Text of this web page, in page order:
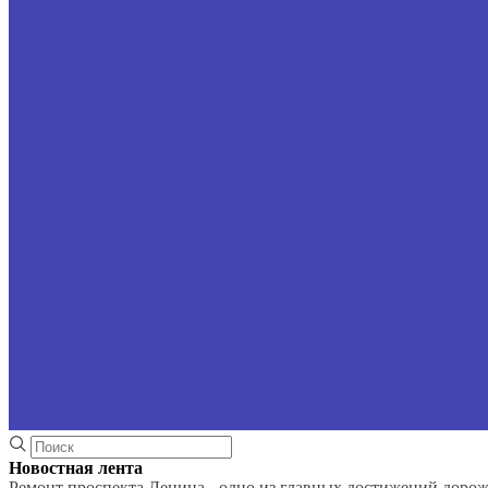
Новостная лента